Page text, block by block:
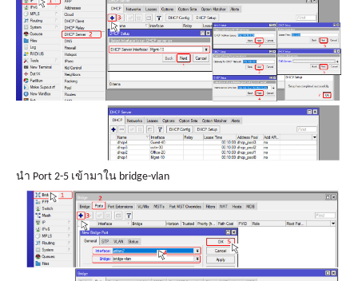
นำ Port 2-5 เข้ามาใน bridge-vlan